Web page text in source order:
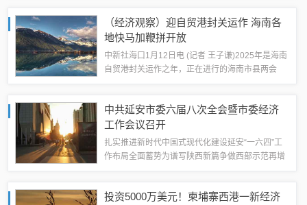
共同发力，持续激发消费潜能。...
（经济观察）迎自贸港封关运作 海南各
地快马加鞭拼开放
中新社海口1月12日电 (记者 王子谦)2025年是海南
自贸港封关运作之年，正在进行的海南市县两会
水平经贸规则，全面实施跨境...
中共延安市委六届八次全会暨市委经济
工作会议召开
扎实推进新时代中国式现代化建设延安“一六四”工
作布局全面蓄势为谱写陕西新篇争做西部示范再增
重点任务蒿慧杰讲话 王军营杨...
投资5000万美元！柬埔寨西港一新经济